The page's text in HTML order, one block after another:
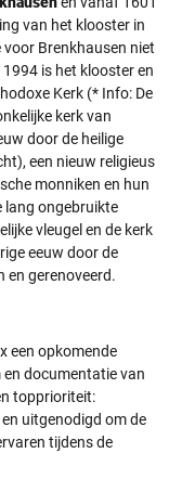
van het klooster in
Brenkhausen niet
is het klooster en
Kerk (* Info: De
kerk van
door de heilige
een nieuw religieus
monniken en hun
lang ongebruikte
vleugel en de kerk
eeuw door de
en gerenoveerd.
een opkomende
documentatie van
topprioriteit:
uitgenodigd om de
tijdens de